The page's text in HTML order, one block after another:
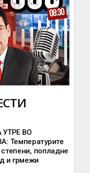
ВО
Температурите
попладне
и грмежи